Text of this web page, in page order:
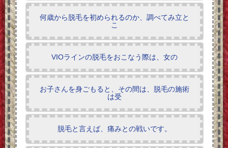
何歳から脱毛を初められるのか、調べてみ立と
こ
VIOラインの脱毛をおこなう際は、女の
お子さんを身ごもると、その間は、脱毛の施術
は受
脱毛と言えば、痛みとの戦いです。